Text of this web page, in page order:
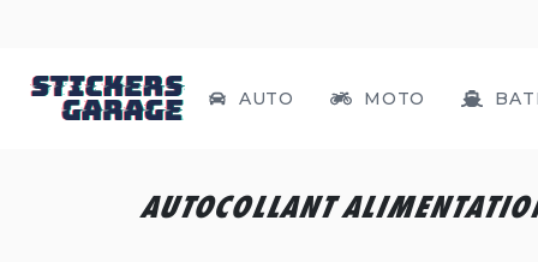
AUTO MOTO
AUTOCOLLANT